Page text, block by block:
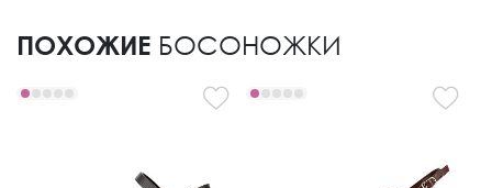
ПОХОЖИЕ БОСОНОЖКИ